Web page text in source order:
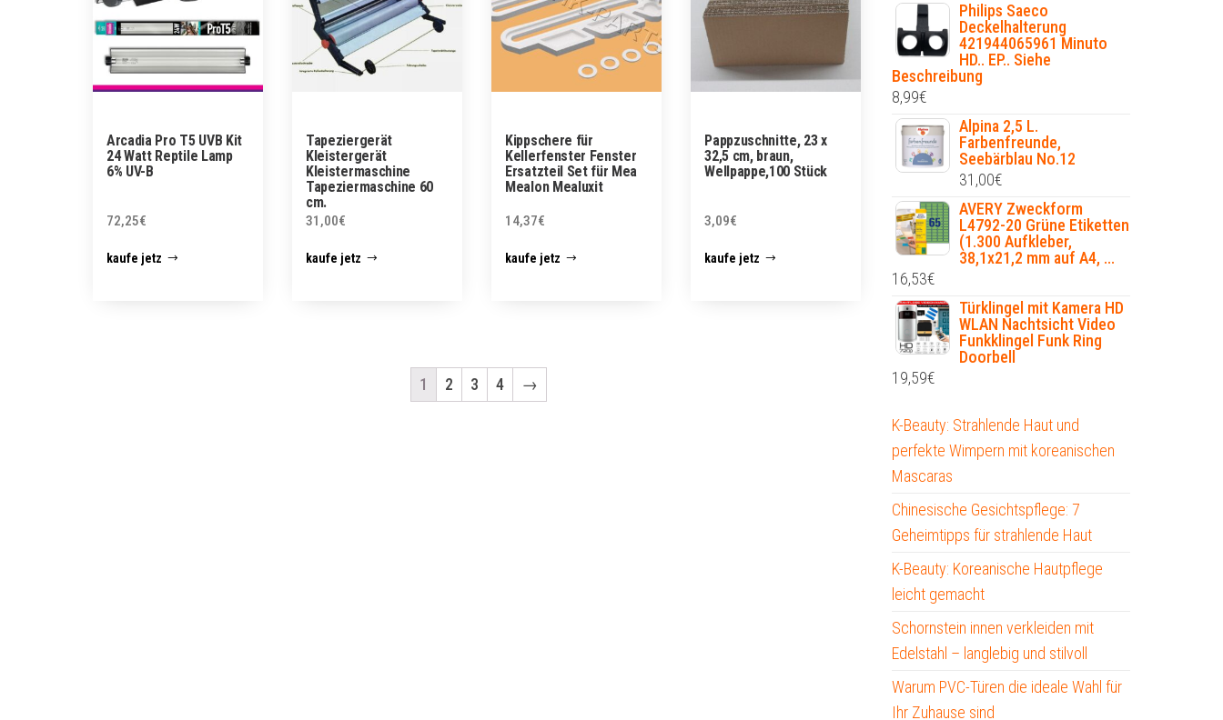
Arcadia Pro T5 UVB Kit
24 Watt Reptile Lamp
6% UV-B
72,25€
kaufe jetz
Tapeziergerät
Kleistergerät
Kleistermaschine
Tapeziermaschine 60
cm.
31,00€
kaufe jetz
Kippschere für
Kellerfenster Fenster
Ersatzteil Set für Mea
Mealon Mealuxit
14,37€
kaufe jetz
Pappzuschnitte, 23 x
32,5 cm, braun,
Wellpappe,100 Stück
3,09€
kaufe jetz
1 2 3 4 →
Philips Saeco
Deckelhalterung
421944065961 Minuto
HD.. EP.. Siehe
Beschreibung
8,99€
Alpina 2,5 L.
Farbenfreunde,
Seebärblau No.12
31,00€
AVERY Zweckform
L4792-20 Grüne Etiketten
(1.300 Aufkleber,
38,1x21,2 mm auf A4, ...
16,53€
Türklingel mit Kamera HD
WLAN Nachtsicht Video
Funkklingel Funk Ring
Doorbell
19,59€
K-Beauty: Strahlende Haut und
perfekte Wimpern mit koreanischen
Mascaras
Chinesische Gesichtspflege: 7
Geheimtipps für strahlende Haut
K-Beauty: Koreanische Hautpflege
leicht gemacht
Schornstein innen verkleiden mit
Edelstahl – langlebig und stilvoll
Warum PVC-Türen die ideale Wahl für
Ihr Zuhause sind